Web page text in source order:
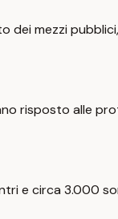
mezzi
risposto alle
e circa 3.000